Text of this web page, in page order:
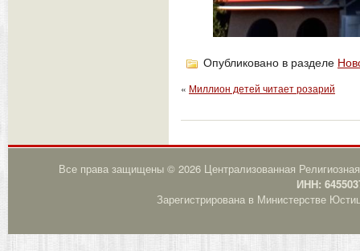
Опубликовано в разделе
« Миллион детей читает розарий
Все права защищены © 2026 Централизованная
ИНН:
Зарегистрирована в Министерстве